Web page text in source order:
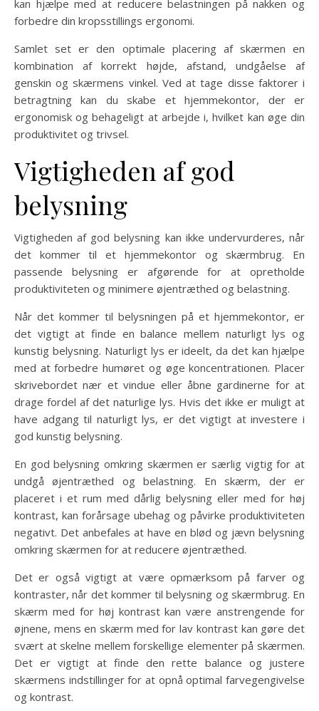
kan hjælpe med at reducere belastningen på nakken og
forbedre din kropsstillings ergonomi.
Samlet set er den optimale placering af skærmen en
kombination af korrekt højde, afstand, undgåelse af
genskin og skærmens vinkel. Ved at tage disse faktorer i
betragtning kan du skabe et hjemmekontor, der er
ergonomisk og behageligt at arbejde i, hvilket kan øge din
produktivitet og trivsel.
Vigtigheden af god
belysning
Vigtigheden af god belysning kan ikke undervurderes, når
det kommer til et hjemmekontor og skærmbrug. En
passende belysning er afgørende for at opretholde
produktiviteten og minimere øjentræthed og belastning.
Når det kommer til belysningen på et hjemmekontor, er
det vigtigt at finde en balance mellem naturligt lys og
kunstig belysning. Naturligt lys er ideelt, da det kan hjælpe
med at forbedre humøret og øge koncentrationen. Placer
skrivebordet nær et vindue eller åbne gardinerne for at
drage fordel af det naturlige lys. Hvis det ikke er muligt at
have adgang til naturligt lys, er det vigtigt at investere i
god kunstig belysning.
En god belysning omkring skærmen er særlig vigtig for at
undgå øjentræthed og belastning. En skærm, der er
placeret i et rum med dårlig belysning eller med for høj
kontrast, kan forårsage ubehag og påvirke produktiviteten
negativt. Det anbefales at have en blød og jævn belysning
omkring skærmen for at reducere øjentræthed.
Det er også vigtigt at være opmærksom på farver og
kontraster, når det kommer til belysning og skærmbrug. En
skærm med for høj kontrast kan være anstrengende for
øjnene, mens en skærm med for lav kontrast kan gøre det
svært at skelne mellem forskellige elementer på skærmen.
Det er vigtigt at finde den rette balance og justere
skærmens indstillinger for at opnå optimal farvegengivelse
og kontrast.